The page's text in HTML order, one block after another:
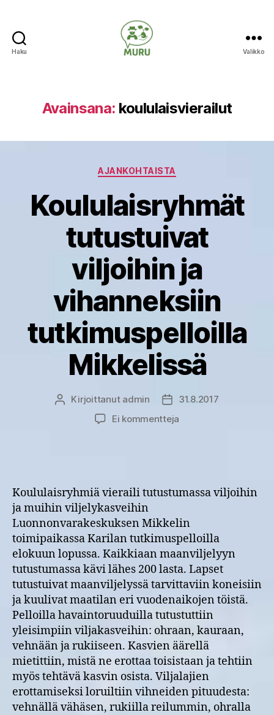
Haku Valikko
Avainsana: koululaisvierailut
Kategoriat
AJANKOHTAISTA
Koululaisryhmät
tutustuivat
viljoihin ja
vihanneksiin
tutkimuspelloilla
Mikkelissä
Kirjoittaja
Kirjoittanut admin Julkaisupäivämäärä
31.8.2017
Ei kommentteja
vihanneksiin
tutkimuspelloilla
Koululaisryhmiä vieraili tutustumassa viljoihin
ja muihin viljelykasveihin
Luonnonvarakeskuksen Mikkelin
toimipaikassa Karilan tutkimuspelloilla
elokuun lopussa. Kaikkiaan maanviljelyyn
tutustumassa kävi lähes 200 lasta. Lapset
tutustuivat maanviljelyssä tarvittaviin koneisiin
ja kuulivat maatilan eri vuodenaikojen töistä.
Pelloilla havaintoruuduilla tutustuttiin
yleisimpiin viljakasveihin: ohraan, kauraan,
vehnään ja rukiiseen. Kasvien äärellä
mietittiin, mistä ne erottaa toisistaan ja tehtiin
myös tehtävä kasvin osista. Viljalajien
erottamiseksi loruiltiin vihneiden pituudesta:
vehnällä vähäsen, rukiilla reilummin, ohralla